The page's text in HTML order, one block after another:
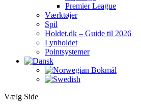
Premier League
Værktøjer
Spil
Holdet.dk – Guide til 2026
Lynholdet
Pointsystemer
Vælg Side